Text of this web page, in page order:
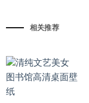
相关推荐